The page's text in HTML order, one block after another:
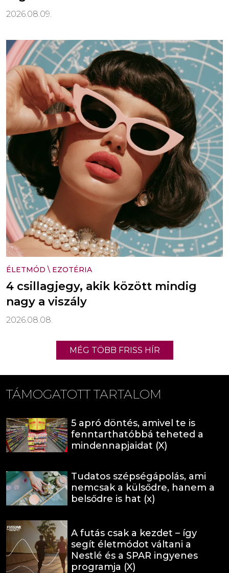
2026.08.09.
ÉLETMÓD \ EZOTÉRIA
4 csillagjegy, akik között mindig
nagy a viszály
2026.08.08.
MÉG TÖBB FRISS HÍR
TÁMOGATOTT TARTALOM
5 apró döntés, amivel te is
fenntarthatóbbá teheted a
mindennapjaidat (X)
Tudatos szépségápolás, ami
nemcsak a külsődre, hanem a
belsődre is hat (x)
A futás csak a kezdet – így
segít életmódot váltani a
Nestlé és a SPAR ingyenes
programja (X)